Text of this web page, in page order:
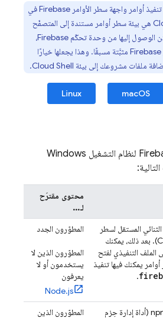
أوامر واجهة سطر الأوامر Firebaseفي
هي بيئة سطر أوامر مستندة إلى المتصفّح
الوصول إليها من وحدة تحكّم Firebase،
Firebase مثبَّتة مسبقًا. وهذا يجعلها خيارًا
ملفات مشروعك إلى بيئة Cloud Shell
.
macOS
Linux
CLI لنظام التشغيل Windows
محتوى مقترَح
لـ...
المستقل لسطر
الأوامر (CLI). بعد ذلك، يمكنك
الملف التنفيذي لفتح
يمكنك فيها تنفيذ
.
المطوّرون الجدد
المطوّرون الذين لا
يستخدمون أو لا
يعرفون
Node.js
استخدِم npm (أداة إدارة حِزم
المطوّرون الذين